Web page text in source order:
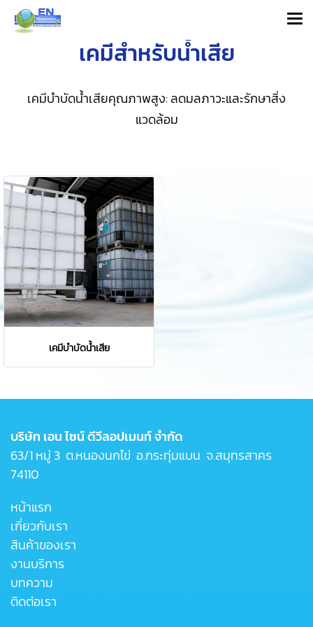
เคมีสำหรับน้ำเสีย
เคมีบำบัดน้ำเสียคุณภาพสูง: ลดมลภาวะและรักษาสิ่ง
แวดล้อม
เคมีบำบัดน้ำเสีย
บริษัท เอน ไซน์ ดีวีลอปเมนท์ จำกัด
63/1 หมู่ 3 ต.หนองนกไข่ อ.กระทุ่มแบน จ.สมุทรสาคร
74110
หน้าแรก
เกี่ยวกับเรา
สินค้าของเรา
งานบริการ
บทความ
ติดต่อเรา